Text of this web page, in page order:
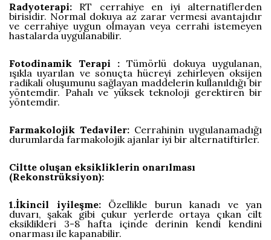
Radyoterapi: RT cerrahiye en iyi alternatiflerden
birisidir. Normal dokuya az zarar vermesi avantajıdır
ve cerrahiye uygun olmayan veya cerrahi istemeyen
hastalarda uygulanabilir.
Fotodinamik Terapi : Tümörlü dokuya uygulanan,
ışıkla uyarılan ve sonuçta hücreyi zehirleyen oksijen
radikali oluşumunu sağlayan maddelerin kullanıldığı bir
yöntemdir. Pahalı ve yüksek teknoloji gerektiren bir
yöntemdir.
Farmakolojik Tedaviler: Cerrahinin uygulanamadığı
durumlarda farmakolojik ajanlar iyi bir alternatiftirler.
Ciltte oluşan eksikliklerin onarılması
(Rekonstrüksiyon):
1.İkincil iyileşme: Özellikle burun kanadı ve yan
duvarı, şakak gibi çukur yerlerde ortaya çıkan cilt
eksiklikleri 3-8 hafta içinde derinin kendi kendini
onarması ile kapanabilir.